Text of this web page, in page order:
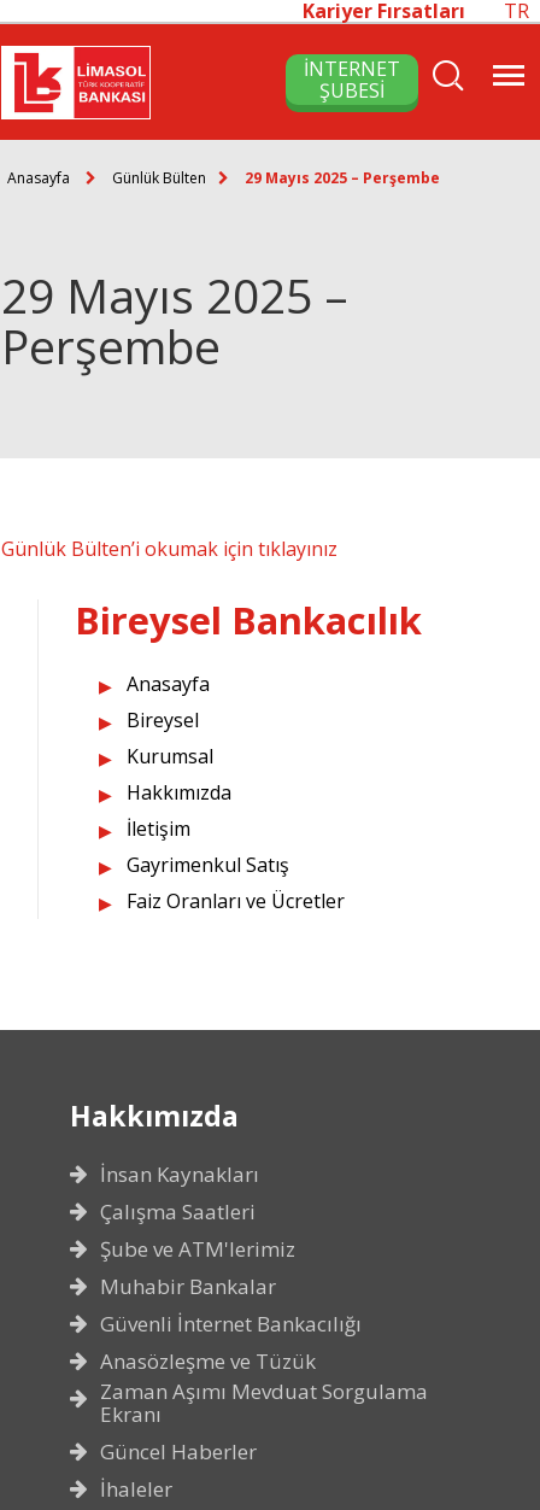
Kariyer Fırsatları TR
İNTERNET
ŞUBESİ
Anasayfa Günlük Bülten 29 Mayıs 2025 – Perşembe
29 Mayıs 2025 –
Perşembe
Günlük Bülten’i okumak için tıklayınız
Bireysel Bankacılık
Anasayfa
Bireysel
Kurumsal
Hakkımızda
İletişim
Gayrimenkul Satış
Faiz Oranları ve Ücretler
Hakkımızda
İnsan Kaynakları
Çalışma Saatleri
Şube ve ATM'lerimiz
Muhabir Bankalar
Güvenli İnternet Bankacılığı
Anasözleşme ve Tüzük
Zaman Aşımı Mevduat Sorgulama
Ekranı
Güncel Haberler
İhaleler